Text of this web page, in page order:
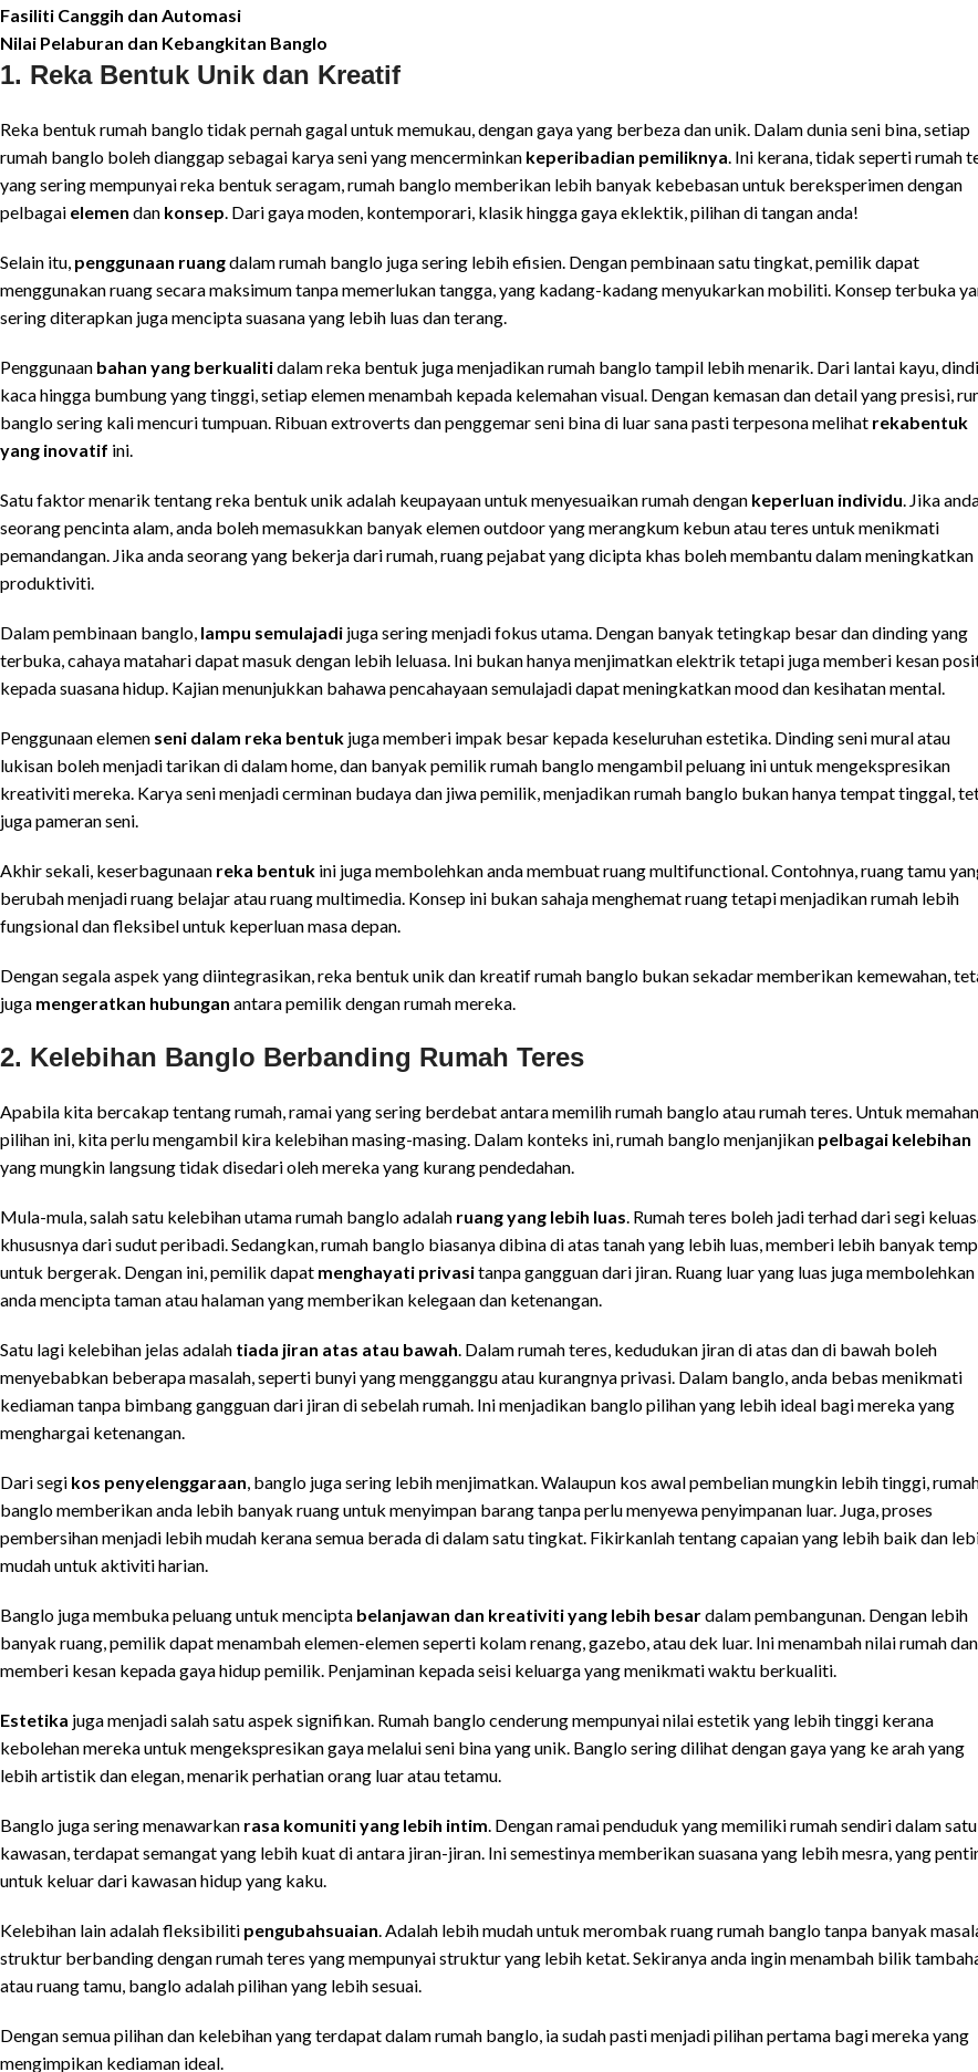
Fasiliti Canggih dan Automasi
Nilai Pelaburan dan Kebangkitan Banglo
1. Reka Bentuk Unik dan Kreatif
Reka bentuk rumah banglo tidak pernah gagal untuk memukau, dengan gaya yang berbeza dan unik. Dalam dunia seni bina, setiap
rumah banglo boleh dianggap sebagai karya seni yang mencerminkan keperibadian pemiliknya. Ini kerana, tidak seperti rumah
yang sering mempunyai reka bentuk seragam, rumah banglo memberikan lebih banyak kebebasan untuk bereksperimen dengan
pelbagai elemen dan konsep. Dari gaya moden, kontemporari, klasik hingga gaya eklektik, pilihan di tangan anda!
Selain itu, penggunaan ruangdalam rumah banglo juga sering lebih efisien. Dengan pembinaan satu tingkat, pemilik dapat
menggunakan ruang secara maksimum tanpa memerlukan tangga, yang kadang-kadang menyukarkan mobiliti. Konsep terbuka
sering diterapkan juga mencipta suasana yang lebih luas dan terang.
Penggunaan bahan yang berkualitidalam reka bentuk juga menjadikan rumah banglo tampil lebih menarik. Dari lantai kayu,
kaca hingga bumbung yang tinggi, setiap elemen menambah kepada kelemahan visual. Dengan kemasan dan detail yang presisi,
banglo sering kali mencuri tumpuan. Ribuan extroverts dan penggemar seni bina di luar sana pasti terpesona melihat rekabentuk
yang inovatif ini.
Satu faktor menarik tentang reka bentuk unik adalah keupayaan untuk menyesuaikan rumah dengan keperluan individu. Jika
seorang pencinta alam, anda boleh memasukkan banyak elemen outdoor yang merangkum kebun atau teres untuk menikmati
pemandangan. Jika anda seorang yang bekerja dari rumah, ruang pejabat yang dicipta khas boleh membantu dalam meningkatkan
produktiviti.
Dalam pembinaan banglo, lampu semulajadi juga sering menjadi fokus utama. Dengan banyak tetingkap besar dan dinding yang
terbuka, cahaya matahari dapat masuk dengan lebih leluasa. Ini bukan hanya menjimatkan elektrik tetapi juga memberi kesan
kepada suasana hidup. Kajian menunjukkan bahawa pencahayaan semulajadi dapat meningkatkan mood dan kesihatan mental.
Penggunaan elemen seni dalam reka bentuk juga memberi impak besar kepada keseluruhan estetika. Dinding seni mural atau
lukisan boleh menjadi tarikan di dalam home, dan banyak pemilik rumah banglo mengambil peluang ini untuk mengekspresikan
kreativiti mereka. Karya seni menjadi cerminan budaya dan jiwa pemilik, menjadikan rumah banglo bukan hanya tempat tinggal,
juga pameran seni.
Akhir sekali, keserbagunaan reka bentuk ini juga membolehkan anda membuat ruang multifunctional. Contohnya, ruang tamu
berubah menjadi ruang belajar atau ruang multimedia. Konsep ini bukan sahaja menghemat ruang tetapi menjadikan rumah lebih
fungsional dan fleksibel untuk keperluan masa depan.
Dengan segala aspek yang diintegrasikan, reka bentuk unik dan kreatif rumah banglo bukan sekadar memberikan kemewahan,
juga mengeratkan hubungan antara pemilik dengan rumah mereka.
2. Kelebihan Banglo Berbanding Rumah Teres
Apabila kita bercakap tentang rumah, ramai yang sering berdebat antara memilih rumah banglo atau rumah teres. Untuk
pilihan ini, kita perlu mengambil kira kelebihan masing-masing. Dalam konteks ini, rumah banglo menjanjikan pelbagai kelebihan
yang mungkin langsung tidak disedari oleh mereka yang kurang pendedahan.
Mula-mula, salah satu kelebihan utama rumah banglo adalah ruang yang lebih luas. Rumah teres boleh jadi terhad dari segi
khususnya dari sudut peribadi. Sedangkan, rumah banglo biasanya dibina di atas tanah yang lebih luas, memberi lebih banyak
untuk bergerak. Dengan ini, pemilik dapat menghayati privasitanpa gangguan dari jiran. Ruang luar yang luas juga membolehkan
anda mencipta taman atau halaman yang memberikan kelegaan dan ketenangan.
Satu lagi kelebihan jelas adalah tiada jiran atas atau bawah. Dalam rumah teres, kedudukan jiran di atas dan di bawah boleh
menyebabkan beberapa masalah, seperti bunyi yang mengganggu atau kurangnya privasi. Dalam banglo, anda bebas menikmati
kediaman tanpa bimbang gangguan dari jiran di sebelah rumah. Ini menjadikan banglo pilihan yang lebih ideal bagi mereka yang
menghargai ketenangan.
Dari segi kos penyelenggaraan, banglo juga sering lebih menjimatkan. Walaupun kos awal pembelian mungkin lebih tinggi,
banglo memberikan anda lebih banyak ruang untuk menyimpan barang tanpa perlu menyewa penyimpanan luar. Juga, proses
pembersihan menjadi lebih mudah kerana semua berada di dalam satu tingkat. Fikirkanlah tentang capaian yang lebih baik dan
mudah untuk aktiviti harian.
Banglo juga membuka peluang untuk mencipta belanjawan dan kreativiti yang lebih besardalam pembangunan. Dengan lebih
banyak ruang, pemilik dapat menambah elemen-elemen seperti kolam renang, gazebo, atau dek luar. Ini menambah nilai rumah dan
memberi kesan kepada gaya hidup pemilik. Penjaminan kepada seisi keluarga yang menikmati waktu berkualiti.
Estetika juga menjadi salah satu aspek signifikan. Rumah banglo cenderung mempunyai nilai estetik yang lebih tinggi kerana
kebolehan mereka untuk mengekspresikan gaya melalui seni bina yang unik. Banglo sering dilihat dengan gaya yang ke arah yang
lebih artistik dan elegan, menarik perhatian orang luar atau tetamu.
Banglo juga sering menawarkan rasa komuniti yang lebih intim. Dengan ramai penduduk yang memiliki rumah sendiri dalam satu
kawasan, terdapat semangat yang lebih kuat di antara jiran-jiran. Ini semestinya memberikan suasana yang lebih mesra, yang
untuk keluar dari kawasan hidup yang kaku.
Kelebihan lain adalah fleksibiliti pengubahsuaian. Adalah lebih mudah untuk merombak ruang rumah banglo tanpa banyak
struktur berbanding dengan rumah teres yang mempunyai struktur yang lebih ketat. Sekiranya anda ingin menambah bilik
atau ruang tamu, banglo adalah pilihan yang lebih sesuai.
Dengan semua pilihan dan kelebihan yang terdapat dalam rumah banglo, ia sudah pasti menjadi pilihan pertama bagi mereka yang
mengimpikan kediaman ideal.